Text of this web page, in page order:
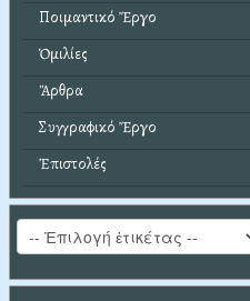
Ποιμαντικό Ἔργο
Ὁμιλίες
Ἄρθρα
Συγγραφικό Ἔργο
Ἐπιστολές